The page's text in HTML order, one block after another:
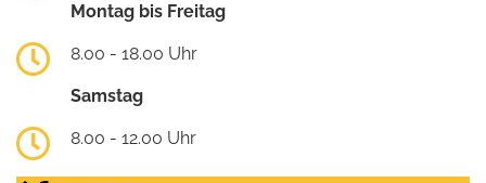
Montag bis Freitag
8.00 - 18.00 Uhr
Samstag
8.00 - 12.00 Uhr